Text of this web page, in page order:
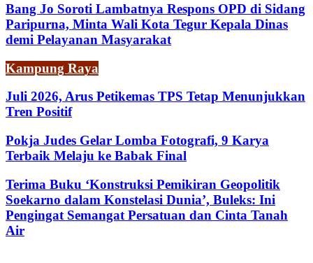
Bang Jo Soroti Lambatnya Respons OPD di Sidang
Paripurna, Minta Wali Kota Tegur Kepala Dinas
demi Pelayanan Masyarakat
Kampung Raya
Juli 2026, Arus Petikemas TPS Tetap Menunjukkan
Tren Positif
Pokja Judes Gelar Lomba Fotografi, 9 Karya
Terbaik Melaju ke Babak Final
Terima Buku ‘Konstruksi Pemikiran Geopolitik
Soekarno dalam Konstelasi Dunia’, Buleks: Ini
Pengingat Semangat Persatuan dan Cinta Tanah
Air